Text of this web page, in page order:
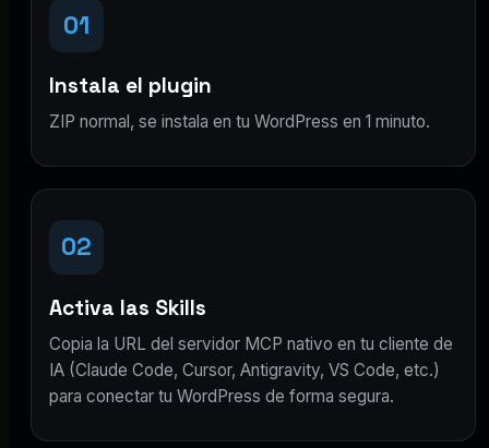
01
Instala el plugin
ZIP normal, se instala en tu WordPress en 1 minuto.
02
Activa las Skills
Copia la URL del servidor MCP nativo en tu cliente de
IA (Claude Code, Cursor, Antigravity, VS Code, etc.)
para conectar tu WordPress de forma segura.